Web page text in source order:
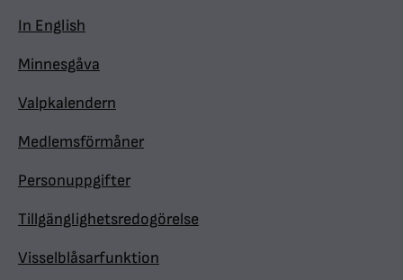
In English
Minnesgåva
Valpkalendern
Medlemsförmåner
Personuppgifter
Tillgänglighetsredogörelse
Visselblåsarfunktion